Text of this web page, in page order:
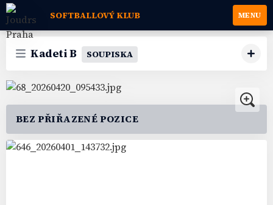
SOFTBALLOVÝ KLUB MENU
Kadeti B SOUPISKA
BEZ PŘIŘAZENÉ POZICE